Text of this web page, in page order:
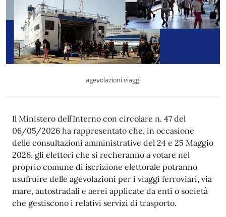
agevolazioni viaggi
Descrizione
Il Ministero dell’Interno con circolare n. 47 del
06/05/2026 ha rappresentato che, in occasione
delle consultazioni amministrative del 24 e 25 Maggio
2026, gli elettori che si recheranno a votare nel
proprio comune di iscrizione elettorale potranno
usufruire delle agevolazioni per i viaggi ferroviari, via
mare, autostradali e aerei applicate da enti o società
che gestiscono i relativi servizi di trasporto.